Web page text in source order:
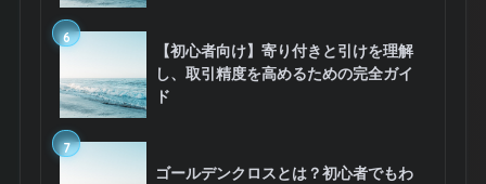
6
【初心者向け】寄り付きと引けを理解
し、取引精度を高めるための完全ガイ
ド
7
ゴールデンクロスとは？初心者でもわ